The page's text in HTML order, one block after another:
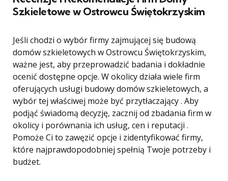
Szkieletowe w Ostrowcu Świętokrzyskim
Jeśli chodzi o wybór firmy zajmującej się budową
domów szkieletowych w Ostrowcu Świętokrzyskim,
ważne jest, aby przeprowadzić badania i dokładnie
ocenić dostępne opcje. W okolicy działa wiele firm
oferujących usługi budowy domów szkieletowych, a
wybór tej właściwej może być przytłaczający . Aby
podjąć świadomą decyzję, zacznij od zbadania firm w
okolicy i porównania ich usług, cen i reputacji .
Pomoże Ci to zawęzić opcje i zidentyfikować firmy,
które najprawdopodobniej spełnią Twoje potrzeby i
budżet.